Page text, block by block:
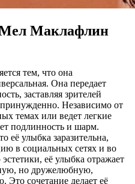
Мел Маклафлин
тем, что она
Она передает
заставляя зрителей
Независимо от
темах или ведет легкие
подлинность и шарм.
её улыбка заразительна,
в социальных сетях и во
её улыбка отражает
но дружелюбную,
сочетание делает её